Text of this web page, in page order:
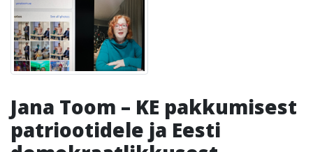
Jana Toom – KE pakkumisest
patriootidele ja Eesti